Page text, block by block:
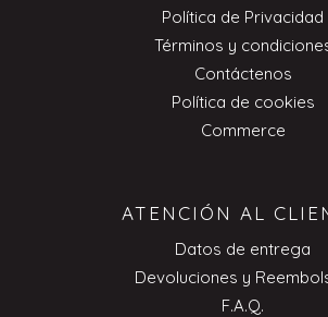
Política de Privacidad
Términos y
Contáctenos
Política de cookies
Commerce
ATENCIÓN AL
Datos de entrega
Devoluciones y
F.A.Q.